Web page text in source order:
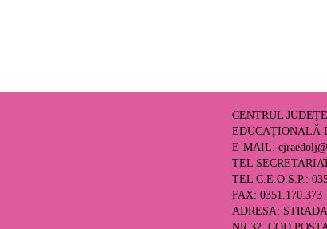
CENTRUL
EDUCAŢIONALĂ
E-MAIL:
TEL
TEL C.E.O.S.P.:
FAX: 0351.170.373
ADRESA: